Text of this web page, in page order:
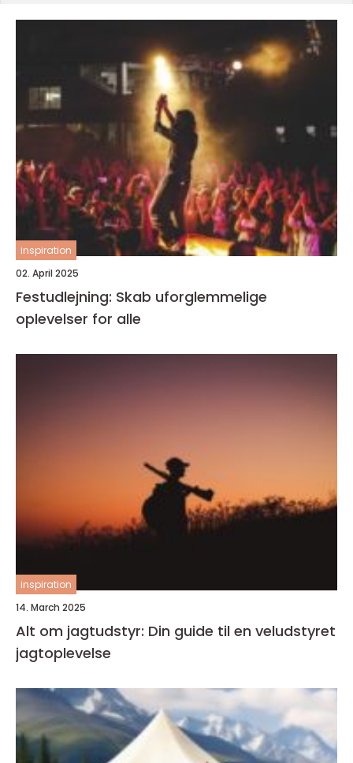
inspiration
02. April 2025
Festudlejning: Skab uforglemmelige
oplevelser for alle
inspiration
14. March 2025
Alt om jagtudstyr: Din guide til en veludstyret
jagtoplevelse